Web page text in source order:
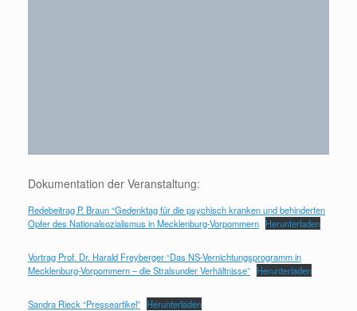
Dokumentation der Veranstaltung:
Redebeitrag P. Braun “Gedenktag für die psychisch kranken und behinderten
Opfer des Nationalsozialismus in Mecklenburg-Vorpommern Herunterladen
Vortrag Prof. Dr. Harald Freyberger “Das NS-Vernichtungsprogramm in
Mecklenburg-Vorpommern – die Stralsunder Verhältnisse” Herunterladen
Sandra Rieck “Presseartikel” Herunterladen